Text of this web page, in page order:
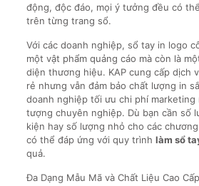
động, độc đáo, mọi ý tưởng đều có
trên từng trang sổ.
Với các doanh nghiệp, sổ tay in logo
một vật phẩm quảng cáo mà còn là
diện thương hiệu. KAP cung cấp dịch
rẻ nhưng vẫn đảm bảo chất lượng in
doanh nghiệp tối ưu chi phí marketing
tượng chuyên nghiệp. Dù bạn cần số
kiện hay số lượng nhỏ cho các
có thể đáp ứng với quy trình làm sổ
quả.
Đa Dạng Mẫu Mã và Chất Liệu Cao Cấp